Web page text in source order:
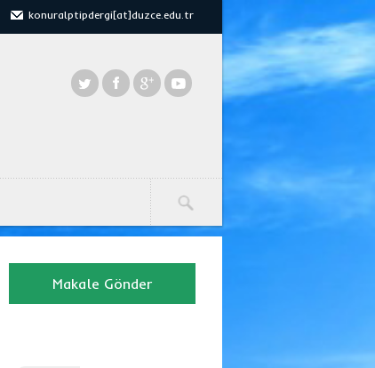
konuralptipdergi[at]duzce.edu.tr
Makale Gönder